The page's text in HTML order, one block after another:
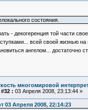
состояния.
- декогеренция той части
всей своей жизнью
ангелом... достаточно
многомировой
: 03 Апреля 2008, 23:13:44 »
03 Апреля 2008, 22:14:23